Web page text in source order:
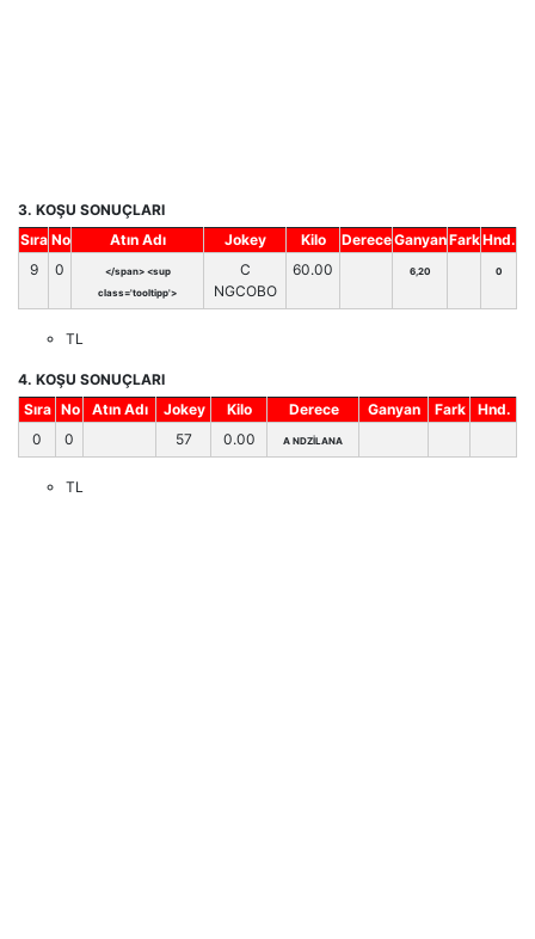
3. KOŞU SONUÇLARI
Sıra No Atın Adı Jokey Kilo DereceGanyanFarkHnd.
9
0
</span> <sup
class='tooltipp'>
C
NGCOBO
60.00 6,20 0
TL
4. KOŞU SONUÇLARI
Sıra No Atın Adı Jokey Kilo Derece Ganyan Fark
Hnd.
0
0 57 0.00 A NDZİLANA
TL